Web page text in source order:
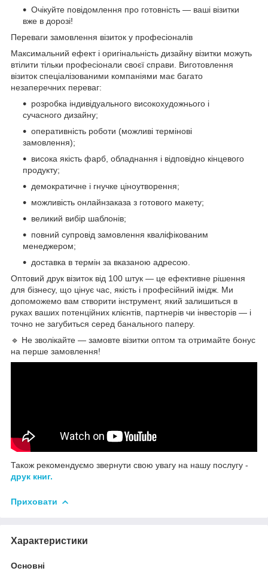
Очікуйте повідомлення про готовність — ваші візитки
вже в дорозі!
Переваги замовлення візиток у професіоналів
Максимальний ефект і оригінальність дизайну візитки можуть
втілити тільки професіонали своєї справи. Виготовлення
візиток спеціалізованими компаніями має багато
незаперечних переваг:
розробка індивідуального високохудожнього і
сучасного дизайну;
оперативність роботи (можливі термінові
замовлення);
висока якість фарб, обладнання і відповідно кінцевого
продукту;
демократичне і гнучке ціноутворення;
можливість онлайнзаказа з готового макету;
великий вибір шаблонів;
повний супровід замовлення кваліфікованим
менеджером;
доставка в термін за вказаною адресою.
Оптовий друк візиток від 100 штук — це ефективне рішення
для бізнесу, що цінує час, якість і професійний імідж. Ми
допоможемо вам створити інструмент, який залишиться в
руках ваших потенційних клієнтів, партнерів чи інвесторів — і
точно не загубиться серед банального паперу.
🔹 Не зволікайте — замовте візитки оптом та отримайте бонус
на перше замовлення!
Також рекомендуємо звернути свою увагу на нашу послугу -
друк книг.
Приховати
Характеристики
Основні